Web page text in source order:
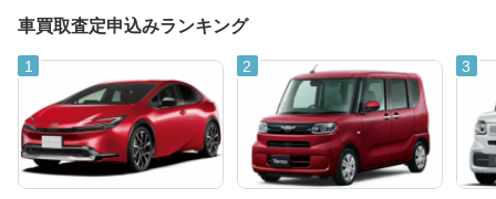
車買取査定申込みランキング